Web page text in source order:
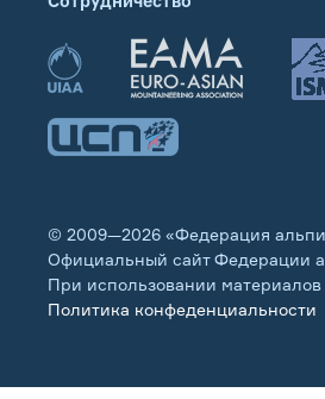
© 2009—2026 «Федерация
Официальный сайт Федерации
При использовании материалов
Политика конфеденциальности